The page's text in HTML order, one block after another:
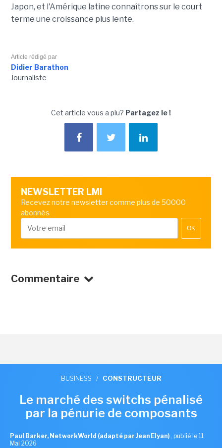
Japon, et l'Amérique latine connaîtrons sur le court
terme une croissance plus lente.
Article rédigé par
Didier Barathon
Journaliste
Cet article vous a plu? Partagez le !
NEWSLETTER LMI
Recevez notre newsletter comme plus de 50000
abonnés
OK
Commentaire
BUSINESS / CONSTRUCTEUR
Le marché des switchs pénalisé
par la pénurie de composants
Paul Barker, NetworkWorld (adapté par Jean Elyan) , publié le 11
Mai 2026